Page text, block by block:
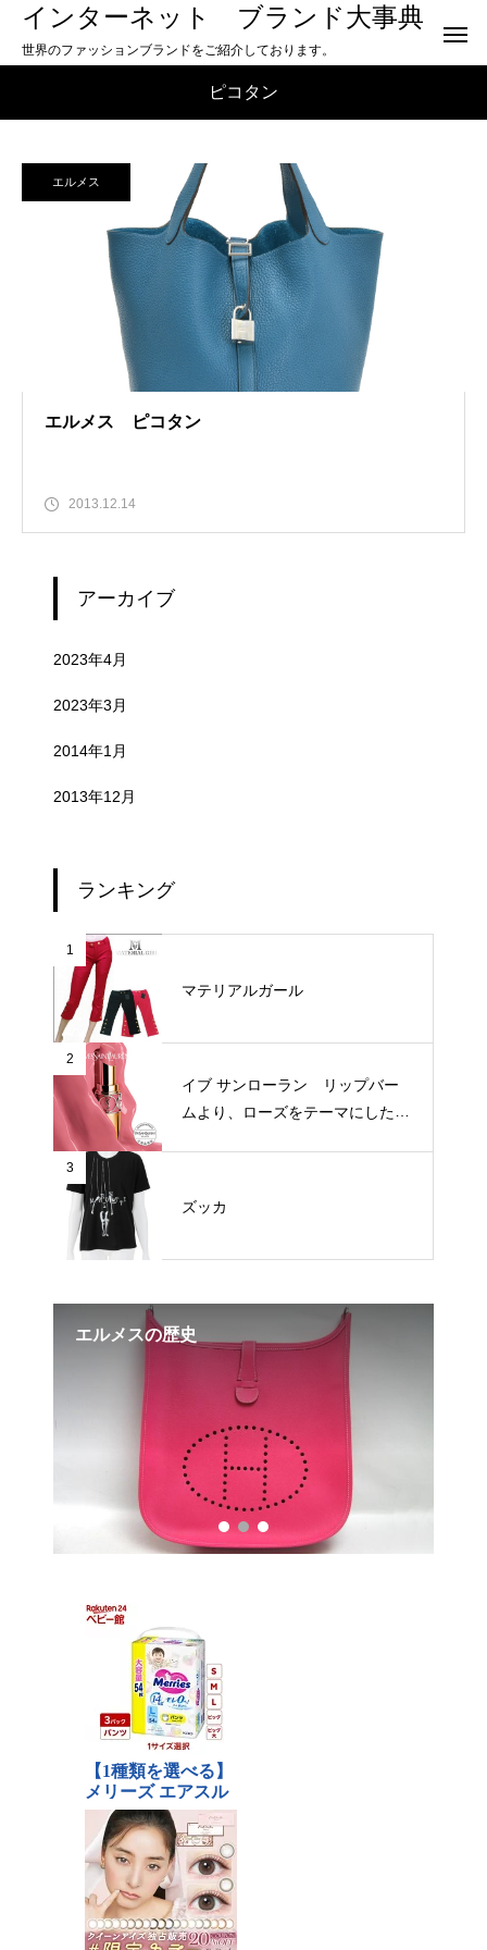
インターネット ブランド大事典
世界のファッションブランドをご紹介しております。
ピコタン
エルメス
エルメス ピコタン
2013.12.14
アーカイブ
2023年4月
2023年3月
2014年1月
2013年12月
ランキング
1
マテリアルガール
2
イブ サンローラン リップバー
ムより、ローズをテーマにした新
3
ズッカ
エルメスの歴史